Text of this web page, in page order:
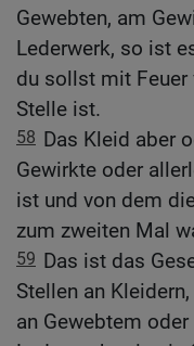
Gewebten, am
Lederwerk, so ist
du sollst mit Feuer
Stelle ist.
58 Das Kleid aber
Gewirkte oder
ist und von dem
zum zweiten Mal
59 Das ist das
Stellen an
an Gewebtem